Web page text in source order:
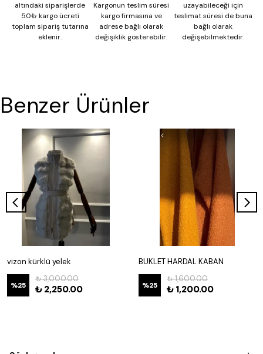
altındaki siparişlerde
50₺ kargo ücreti
toplam sipariş tutarına
eklenir.
Kargonun teslim süresi
kargo firmasına ve
adrese bağlı olarak
değişiklik gösterebilir.
uzayabileceği için
teslimat süresi de buna
bağlı olarak
değişebilmektedir.
Benzer Ürünler
vizon kürklü yelek
%25
₺ 3,000.00
₺ 2,250.00
BUKLET HARDAL KABAN
%25
₺ 1,600.00
₺ 1,200.00